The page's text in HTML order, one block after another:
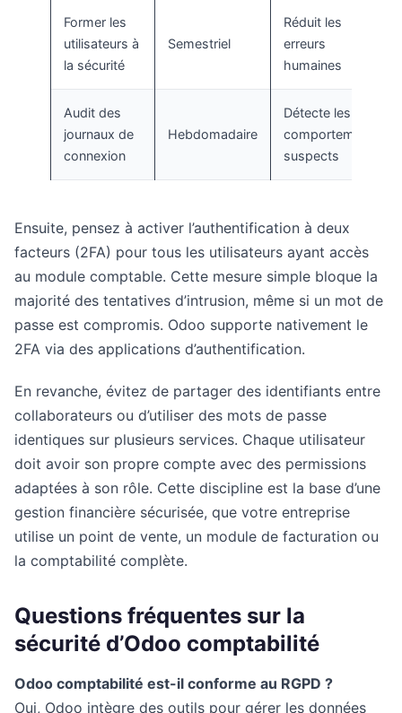
Former les
utilisateurs à
la sécurité
Semestriel
Réduit les
erreurs
humaines
Audit des
journaux de
connexion
Hebdomadaire
Détecte les
comportements
suspects
Ensuite, pensez à activer l’authentification à deux
facteurs (2FA) pour tous les utilisateurs ayant accès
au module comptable. Cette mesure simple bloque la
majorité des tentatives d’intrusion, même si un mot de
passe est compromis. Odoo supporte nativement le
2FA via des applications d’authentification.
En revanche, évitez de partager des identifiants entre
collaborateurs ou d’utiliser des mots de passe
identiques sur plusieurs services. Chaque utilisateur
doit avoir son propre compte avec des permissions
adaptées à son rôle. Cette discipline est la base d’une
gestion financière sécurisée, que votre entreprise
utilise un point de vente, un module de facturation ou
la comptabilité complète.
Questions fréquentes sur la
sécurité d’Odoo comptabilité
Odoo comptabilité est-il conforme au RGPD ?
Oui, Odoo intègre des outils pour gérer les données